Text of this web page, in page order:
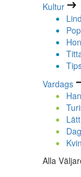
Kultur
Vardags
Alla